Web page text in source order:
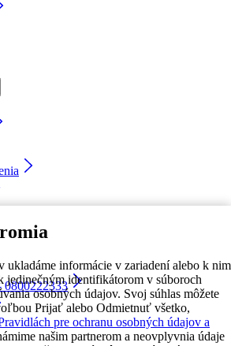
ukladáme informácie v zariadení alebo k nim
jedinečným identifikátorom v súboroch
osobných údajov. Svoj súhlas môžete
Prijať alebo Odmietnuť všetko,
pre ochranu osobných údajov a
našim partnerom a neovplyvnia údaje
0800222333